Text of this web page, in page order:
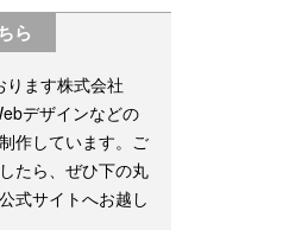
ら
ります株式会社
デザインなどの
作しています。ご
たら、ぜひ下の丸
式サイトへお越し